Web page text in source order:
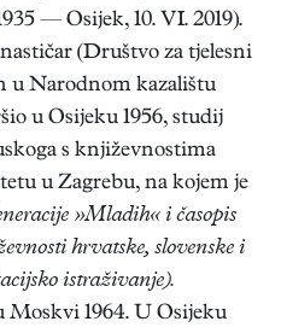
— Osijek, 10. VI. 2019).
(Društvo za tjelesni
u Narodnom kazalištu
u Osijeku 1956, studij
s književnostima
u Zagrebu, na kojem je
»Mladih« i časopis
hrvatske, slovenske i
istraživanje).
Moskvi 1964. U Osijeku